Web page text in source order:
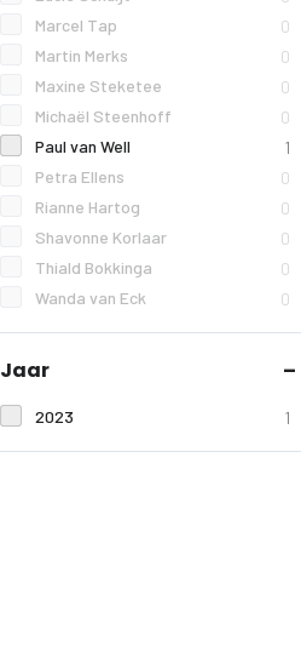
Marcel Tap 0
Martin Merks 0
Maxine Steketee 0
Michaël Steenhoff 0
Paul van Well 1
Petra Ellens 0
Rianne Hartog 0
Shavonne Korlaar 0
Thiald Bokkinga 0
Wanda van Eck 0
Jaar
2023 1